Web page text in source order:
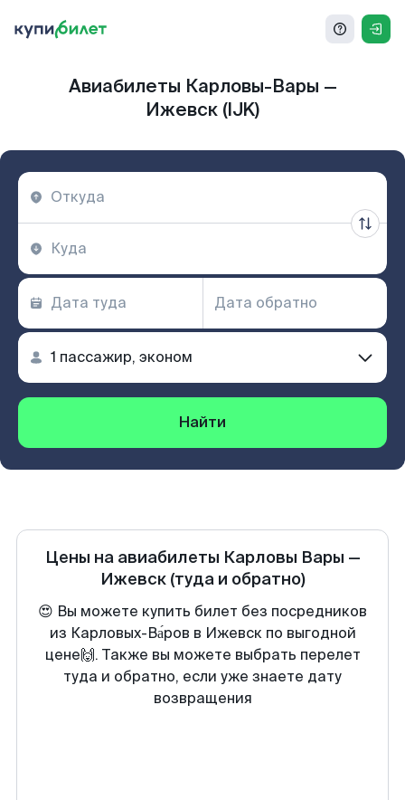
Авиабилеты Карловы-Вары —
Ижевск (IJK)
Найти
Цены на авиабилеты Карловы Вары —
Ижевск (туда и обратно)
😍 Вы можете купить билет без посредников
из Карловых-Ва́ров в Ижевск по выгодной
цене🙌. Также вы можете выбрать перелет
туда и обратно, если уже знаете дату
возвращения